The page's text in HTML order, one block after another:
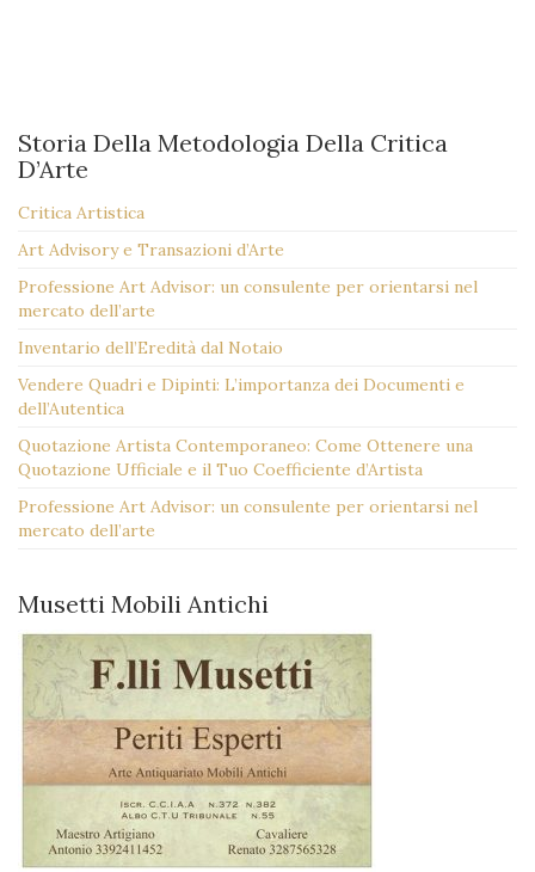
Storia Della Metodologia Della Critica
D’Arte
Critica Artistica
Art Advisory e Transazioni d’Arte
Professione Art Advisor: un consulente per orientarsi nel
mercato dell’arte
Inventario dell’Eredità dal Notaio
Vendere Quadri e Dipinti: L’importanza dei Documenti e
dell’Autentica
Quotazione Artista Contemporaneo: Come Ottenere una
Quotazione Ufficiale e il Tuo Coefficiente d’Artista
Professione Art Advisor: un consulente per orientarsi nel
mercato dell’arte
Musetti Mobili Antichi